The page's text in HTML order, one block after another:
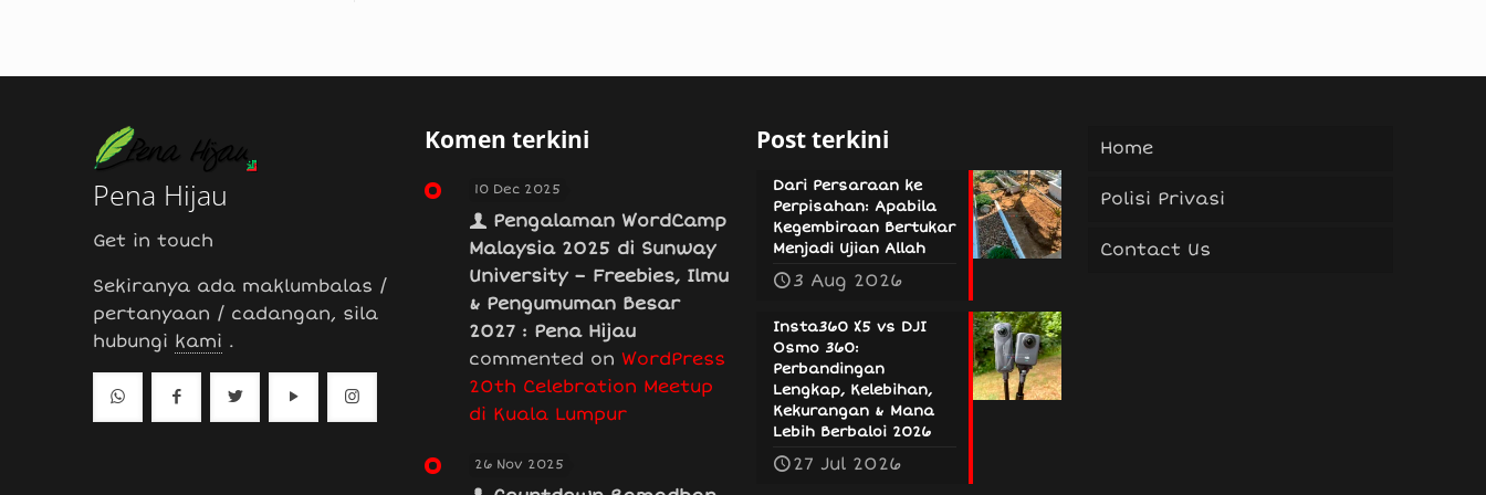
Pena Hijau
Get in touch
Sekiranya ada maklumbalas /
pertanyaan / cadangan, sila
hubungi kami .
Komen terkini
10 Dec 2025
Pengalaman WordCamp
Malaysia 2025 di Sunway
University – Freebies, Ilmu
& Pengumuman Besar
2027 : Pena Hijau
commented on WordPress
20th Celebration Meetup
di Kuala Lumpur
26 Nov 2025
Post terkini
Dari Persaraan ke
Perpisahan: Apabila
Kegembiraan Bertukar
Menjadi Ujian Allah
3 Aug 2026
Insta360 X5 vs DJI
Osmo 360:
Perbandingan
Lengkap, Kelebihan,
Kekurangan & Mana
Lebih Berbaloi 2026
27 Jul 2026
Home
Polisi Privasi
Contact Us